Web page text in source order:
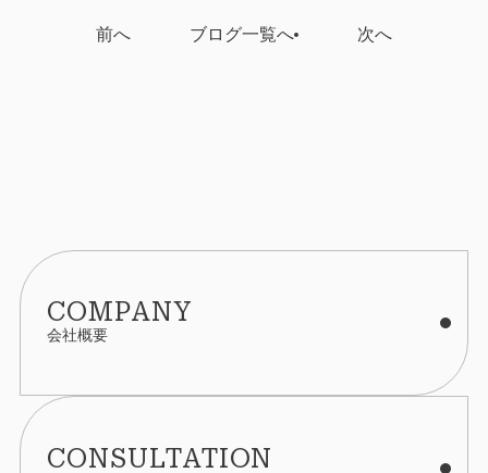
前へ ブログ一覧へ 次へ
COMPANY
会社概要
CONSULTATION